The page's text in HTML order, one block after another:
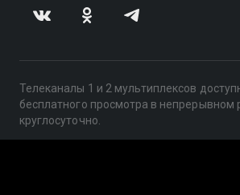
Телеканалы 1 и 2 мультиплексов
бесплатного просмотра в непрерывном
круглосуточно.